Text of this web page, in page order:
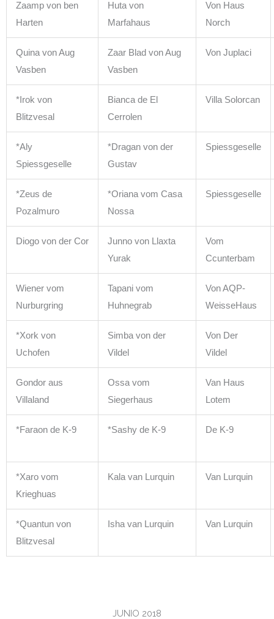
Zaamp von ben
Harten
Huta von
Marfahaus
Von Haus
Norch
Quina von Aug
Vasben
Zaar Blad von Aug
Vasben
Von Juplaci
*Irok von
Blitzvesal
Bianca de El
Cerrolen
Villa Solorcan
*Aly
Spiessgeselle
*Dragan von der
Gustav
Spiessgeselle
*Zeus de
Pozalmuro
*Oriana vom Casa
Nossa
Spiessgeselle
Diogo von der Cor
Junno von Llaxta
Yurak
Vom
Ccunterbam
Wiener vom
Nurburgring
Tapani vom
Huhnegrab
Von AQP-
WeisseHaus
*Xork von
Uchofen
Simba von der
Vildel
Von Der
Vildel
Gondor aus
Villaland
Ossa vom
Siegerhaus
Van Haus
Lotem
*Faraon de K-9 *Sashy de K-9 De K-9
*Xaro vom
Krieghuas
Kala van Lurquin Van Lurquin
*Quantun von
Blitzvesal
Isha van Lurquin Van Lurquin
JUNIO 2018